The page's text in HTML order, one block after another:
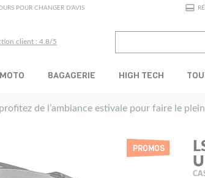
POUR CHANGER D'AVIS
client : 4.8/5
BAGAGERIE HIGH TECH
de l’ambiance estivale pour faire le
PROMOS